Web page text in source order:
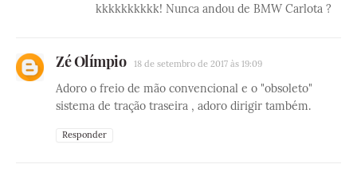
kkkkkkkkkk! Nunca andou de BMW Carlota ?
Zé Olímpio 18 de setembro de 2017 às 19:09
Adoro o freio de mão convencional e o "obsoleto"
sistema de tração traseira , adoro dirigir também.
Responder